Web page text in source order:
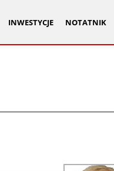
INWESTYCJE NOTATNIK